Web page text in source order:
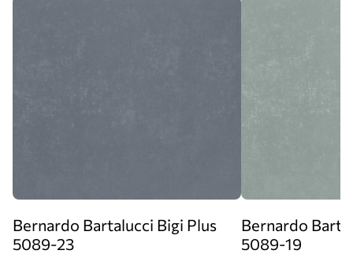
Bernardo Bartalucci Bigi Plus
5089-23
Bernardo
5089-19